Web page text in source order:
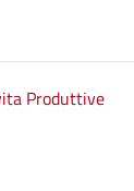
Produttive